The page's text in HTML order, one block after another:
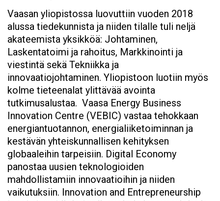
Vaasan yliopistossa luovuttiin vuoden 2018
alussa tiedekunnista ja niiden tilalle tuli neljä
akateemista yksikköä: Johtaminen,
Laskentatoimi ja rahoitus, Markkinointi ja
viestintä sekä Tekniikka ja
innovaatiojohtaminen. Yliopistoon luotiin myös
kolme tieteenalat ylittävää avointa
tutkimusalustaa. Vaasa Energy Business
Innovation Centre (VEBIC) vastaa tehokkaan
energiantuotannon, energialiiketoiminnan ja
kestävän yhteiskunnallisen kehityksen
globaaleihin tarpeisiin. Digital Economy
panostaa uusien teknologioiden
mahdollistamiin innovaatioihin ja niiden
vaikutuksiin. Innovation and Entrepreneurship